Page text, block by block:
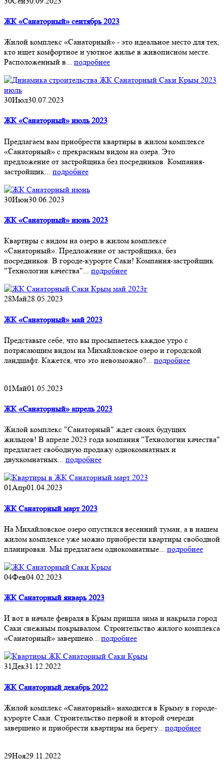
ЖК «Санаторный» сентябрь 2023
Жилой комплекс «Санаторный» - это идеальное место для тех,
кто ищет комфортное и уютное жилье в живописном месте.
Расположенный в... подробнее
30Июл30.07.2023
ЖК «Санаторный» июль 2023
Предлагаем вам приобрести квартиры в жилом комплексе
«Санаторный» с прекрасным видом на озера. Это
предложение от застройщика без посредников. Компания-
застройщик... подробнее
30Июн30.06.2023
ЖК «Санаторный» июнь 2023
Квартиры с видом на озеро в жилом комплексе
«Санаторный». Предложение от застройщика, без
посредников. В городе-курорте Саки! Компания-застройщик
"Технологии качества"... подробнее
28Май28.05.2023
ЖК «Санаторный» май 2023
Представьте себе, что вы просыпаетесь каждое утро с
потрясающим видом на Михайловское озеро и городской
ландшафт. Кажется, что это невозможно?... подробнее
01Май01.05.2023
ЖК «Санаторный» апрель 2023
Жилой комплекс "Санаторный" ждет своих будущих
жильцов! В апреле 2023 года компания "Технологии качества"
предлагает свободную продажу однокомнатных и
двухкомнатных... подробнее
01Апр01.04.2023
ЖК Санаторный март 2023
На Михайловское озеро опустился весенний туман, а в нашем
жилом комплексе уже можно приобрести квартиры свободной
планировки. Мы предлагаем однокомнатные... подробнее
04Фев04.02.2023
ЖК Санаторный январь 2023
И вот в начале февраля в Крым пришла зима и накрыла город
Саки снежным покрывалом. Строительство жилого комплекса
«Санаторный» завершено... подробнее
31Дек31.12.2022
ЖК Санаторный декабрь 2022
Жилой комплекс «Санаторный» находится в Крыму в городе-
курорте Саки. Строительство первой и второй очереди
завершено и приобрести квартиры на берегу... подробнее
29Ноя29.11.2022